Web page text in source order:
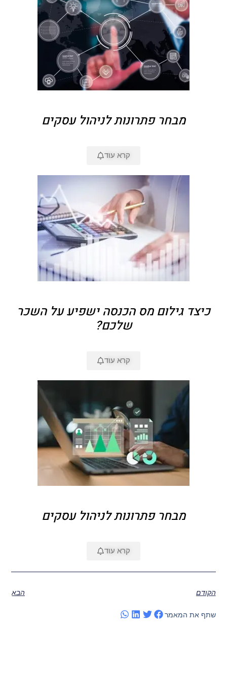
מבחר פתרונות לניהול עסקים
קרא עוד
כיצד גילום מס הכנסה ישפיע על השכר
שלכם?
קרא עוד
מבחר פתרונות לניהול עסקים
קרא עוד
הקודם הבא
שתף את המאמר